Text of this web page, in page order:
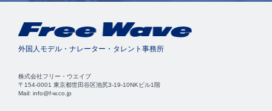
外国人モデル・ナレーター・タレント事務所
株式会社フリー・ウエイブ
〒154-0001 東京都世田谷区池尻3-19-10NKビル1階
Mail: info@f-w.co.jp